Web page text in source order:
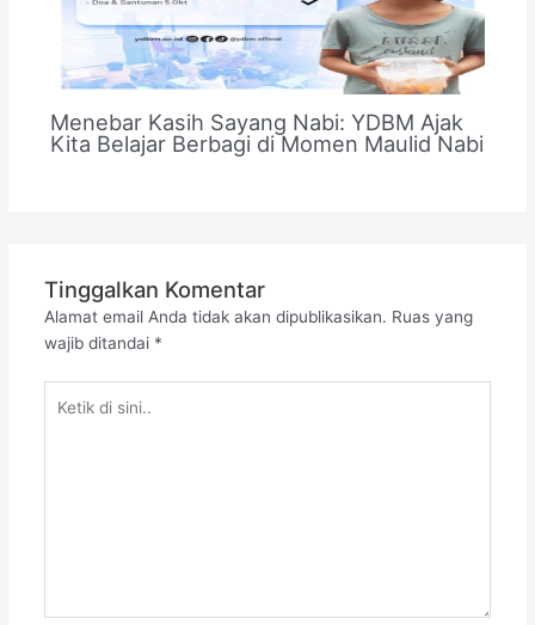
Menebar Kasih Sayang Nabi: YDBM Ajak
Kita Belajar Berbagi di Momen Maulid Nabi
Tinggalkan Komentar
Alamat email Anda tidak akan dipublikasikan. Ruas yang
wajib ditandai *